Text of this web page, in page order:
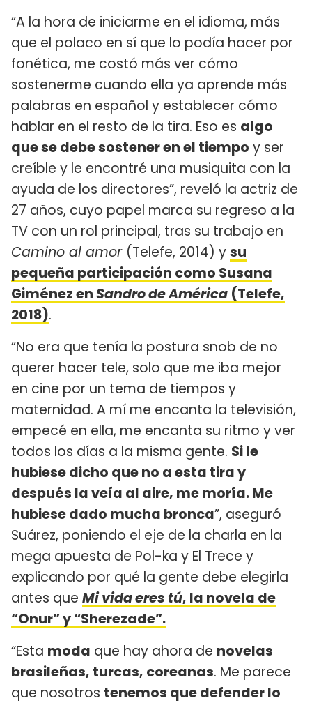
“A la hora de iniciarme en el idioma, más
que el polaco en sí que lo podía hacer por
fonética, me costó más ver cómo
sostenerme cuando ella ya aprende más
palabras en español y establecer cómo
hablar en el resto de la tira. Eso es algo
que se debe sostener en el tiempo y ser
creíble y le encontré una musiquita con la
ayuda de los directores”, reveló la actriz de
27 años, cuyo papel marca su regreso a la
TV con un rol principal, tras su trabajo en
Camino al amor (Telefe, 2014) ysu
pequeña participación como Susana
Giménez enSandro de América (Telefe,
2018).
“No era que tenía la postura snob de no
querer hacer tele, solo que me iba mejor
en cine por un tema de tiempos y
maternidad. A mí me encanta la televisión,
empecé en ella, me encanta su ritmo y ver
todos los días a la misma gente. Si le
hubiese dicho que no a esta tira y
después la veía al aire, me moría. Me
hubiese dado mucha bronca”, aseguró
Suárez, poniendo el eje de la charla en la
mega apuesta de Pol-ka y El Trece y
explicando por qué la gente debe elegirla
antes que Mi vida eres tú, la novela de
“Onur” y “Sherezade”.
“Esta moda que hay ahora de novelas
brasileñas, turcas, coreanas. Me parece
que nosotros tenemos que defender lo